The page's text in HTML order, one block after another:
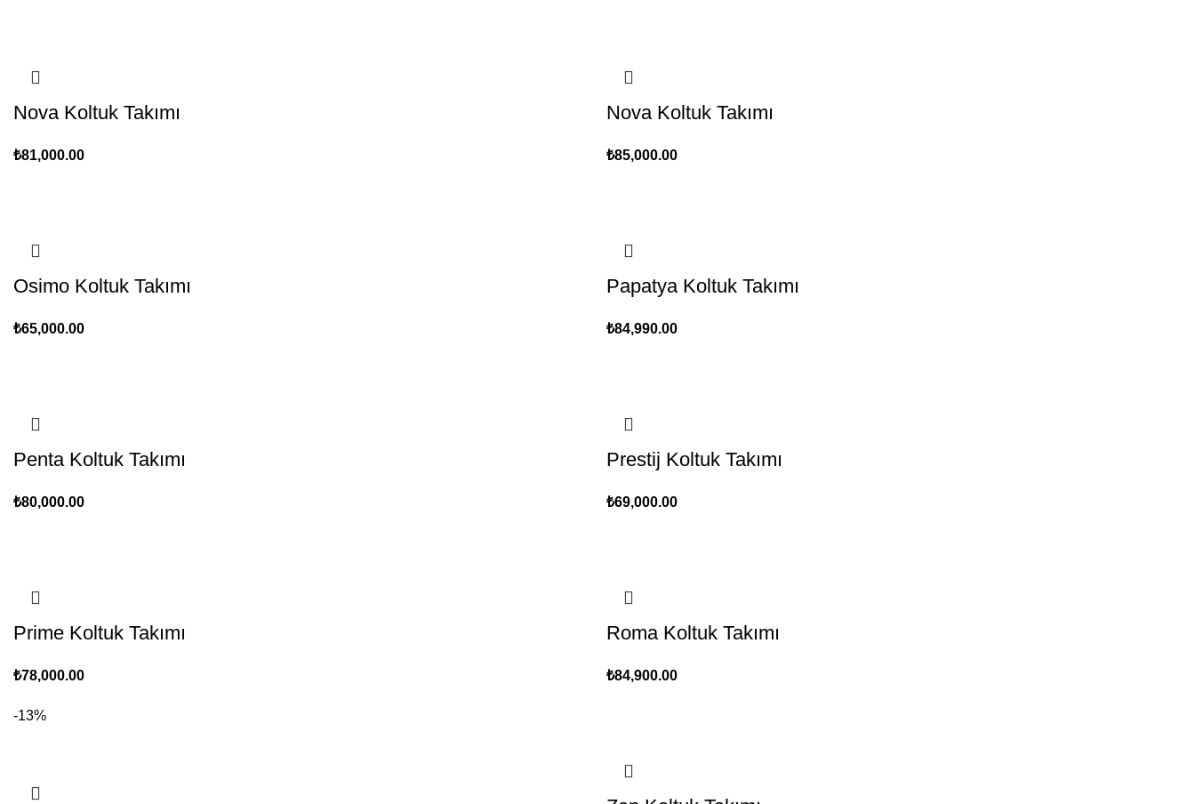
Nova Koltuk Takımı
₺81,000.00
Nova Koltuk Takımı
₺85,000.00
Osimo Koltuk Takımı
₺65,000.00
Papatya Koltuk Takımı
₺84,990.00
Penta Koltuk Takımı
₺80,000.00
Prestij Koltuk Takımı
₺69,000.00
Prime Koltuk Takımı
₺78,000.00
Roma Koltuk Takımı
₺84,900.00
-13%